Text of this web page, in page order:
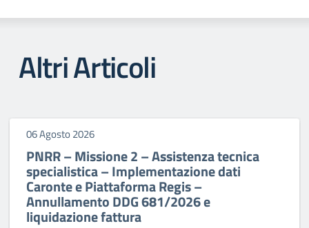
Altri Articoli
06 Agosto 2026
PNRR – Missione 2 – Assistenza tecnica
specialistica – Implementazione dati
Caronte e Piattaforma Regis –
Annullamento DDG 681/2026 e
liquidazione fattura